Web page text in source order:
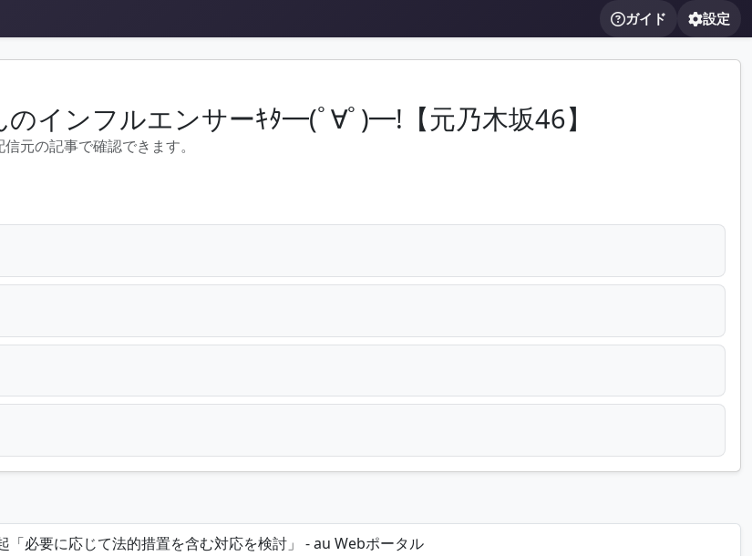
ガイド 設定
インフルエンサーｷﾀ━(ﾟ∀ﾟ)━!【元乃木坂46】
元の記事で確認できます。
必要に応じて法的措置を含む対応を検討」 - au Webポータル